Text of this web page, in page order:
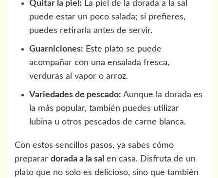
Quitar la piel: La piel de la dorada a la sal
puede estar un poco salada; si prefieres,
puedes retirarla antes de servir.
Guarniciones: Este plato se puede
acompañar con una ensalada fresca,
verduras al vapor o arroz.
Variedades de pescado: Aunque la dorada es
la más popular, también puedes utilizar
lubina u otros pescados de carne blanca.
Con estos sencillos pasos, ya sabes cómo
preparar dorada a la sal en casa. Disfruta de un
plato que no solo es delicioso, sino que también